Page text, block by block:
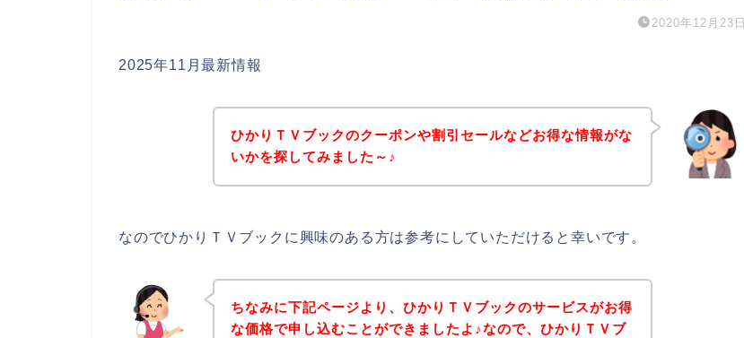
2020年12月23日
2025年11月最新情報
ひかりＴＶブックのクーポンや割引セールなどお得な情報がな
いかを探してみました～♪
なのでひかりＴＶブックに興味のある方は参考にしていただけると幸いです。
ちなみに下記ページより、ひかりＴＶブックのサービスがお得
な価格で申し込むことができましたよ♪なので、ひかりＴＶブ